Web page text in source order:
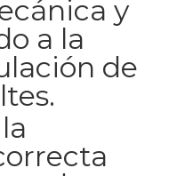
y
a la
de